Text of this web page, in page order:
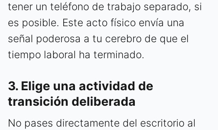
tener un teléfono de trabajo separado, si
es posible. Este acto físico envía una
señal poderosa a tu cerebro de que el
tiempo laboral ha terminado.
3. Elige una actividad de
transición deliberada
No pases directamente del escritorio al